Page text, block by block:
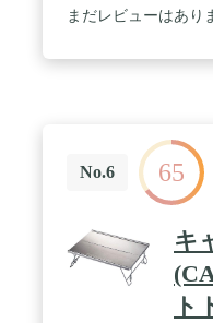
まだレビューはあり
No.6 65
キ
ト